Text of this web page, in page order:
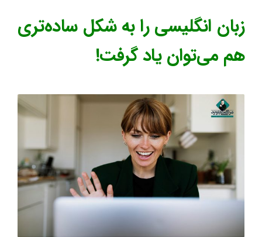
زبان انگلیسی را به شکل ساده‌تری
هم می‌توان یاد گرفت!